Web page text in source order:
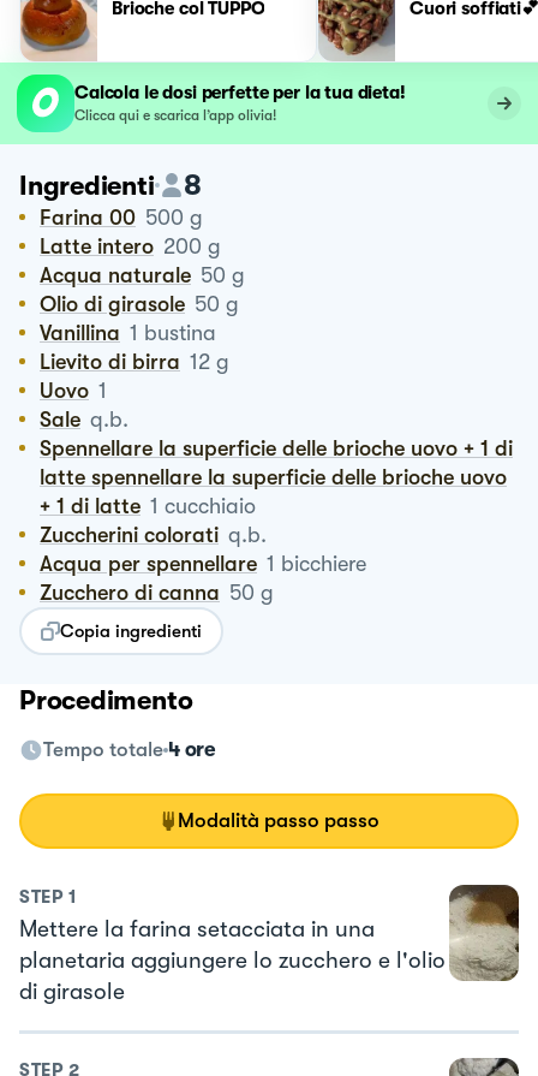
Brioche col TUPPO Cuori soffiati💕
Calcola le dosi perfette per la tua dieta!
Clicca qui e scarica l’app olivia!
Ingredienti 8
Farina 00 500 g
Latte intero 200 g
Acqua naturale 50 g
Olio di girasole 50 g
Vanillina 1 bustina
Lievito di birra 12 g
Uovo 1
Sale q.b.
Spennellare la superficie delle brioche uovo + 1 di
latte spennellare la superficie delle brioche uovo
+ 1 di latte 1 cucchiaio
Zuccherini colorati q.b.
Acqua per spennellare 1 bicchiere
Zucchero di canna 50 g
Copia ingredienti
Procedimento
Tempo totale 4 ore
Modalità passo passo
STEP 1
Mettere la farina setacciata in una
planetaria aggiungere lo zucchero e l'olio
di girasole
STEP 2